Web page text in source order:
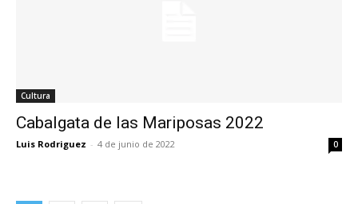
Cultura
Cabalgata de las Mariposas 2022
Luis Rodriguez - 4 de junio de 2022 0